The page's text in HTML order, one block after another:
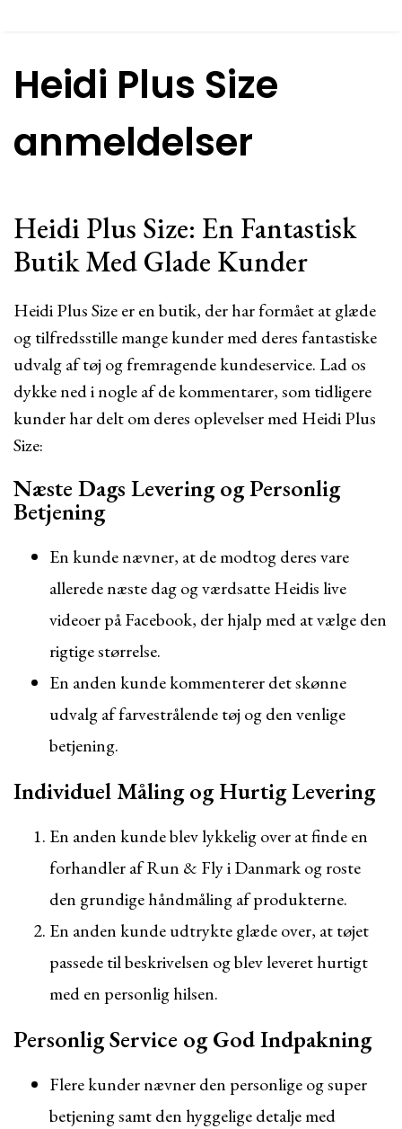
Heidi Plus Size
anmeldelser
Heidi Plus Size: En Fantastisk
Butik Med Glade Kunder
Heidi Plus Size er en butik, der har formået at glæde
og tilfredsstille mange kunder med deres fantastiske
udvalg af tøj og fremragende kundeservice. Lad os
dykke ned i nogle af de kommentarer, som tidligere
kunder har delt om deres oplevelser med Heidi Plus
Size:
Næste Dags Levering og Personlig
Betjening
En kunde nævner, at de modtog deres vare
allerede næste dag og værdsatte Heidis live
videoer på Facebook, der hjalp med at vælge den
rigtige størrelse.
En anden kunde kommenterer det skønne
udvalg af farvestrålende tøj og den venlige
betjening.
Individuel Måling og Hurtig Levering
En anden kunde blev lykkelig over at finde en
forhandler af Run & Fly i Danmark og roste
den grundige håndmåling af produkterne.
En anden kunde udtrykte glæde over, at tøjet
passede til beskrivelsen og blev leveret hurtigt
med en personlig hilsen.
Personlig Service og God Indpakning
Flere kunder nævner den personlige og super
betjening samt den hyggelige detalje med